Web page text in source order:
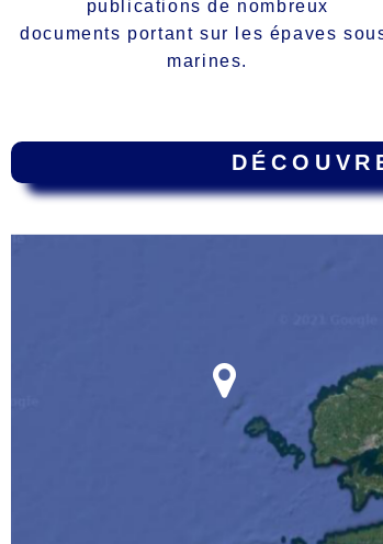
publications de nombreux
documents portant sur les épaves
marines.